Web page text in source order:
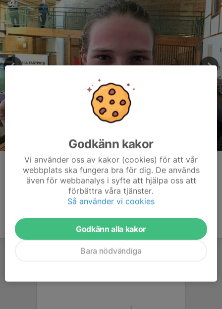
Kommentarer
Godkänn kakor
Vi använder oss av kakor (cookies) för att vår
webbplats ska fungera bra för dig. De används
även för webbanalys i syfte att hjälpa oss att
förbättra våra tjänster.
Så använder vi cookies
Godkänn alla kakor
Bara nödvändiga